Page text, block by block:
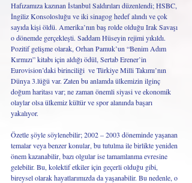
Hafızamıza kazınan İstanbul Saldırıları düzenlendi; HSBC,
İngiliz Konsolosluğu ve iki sinagog hedef alındı ve çok
sayıda kişi öldü. Amerika’nın baş rolde olduğu Irak Savaşı
o dönemde gerçekleşti. Saddam Hüseyin rejimi yıkıldı.
Pozitif gelişme olarak, Orhan Pamuk’un “Benim Adım
Kırmızı” kitabı için aldığı ödül, Sertab Erener’in
Eurovision’daki birinciliği  ve Türkiye Milli Takımı’nın
Dünya 3.lüğü var. Zaten bu anlamda ülkemizin ilginç
doğum haritası var; ne zaman önemli siyasi ve ekonomik
olaylar olsa ülkemiz kültür ve spor alanında başarı
yakalıyor.
Özetle şöyle söylenebilir; 2002 – 2003 döneminde yaşanan
temalar veya benzer konular, bu tutulma ile birlikte yeniden
önem kazanabilir, bazı olgular ise tamamlanma evresine
gelebilir. Bu, kolektif etkiler için geçerli olduğu gibi,
bireysel olarak hayatlarımızda da yaşanabilir. Bu nedenle, o